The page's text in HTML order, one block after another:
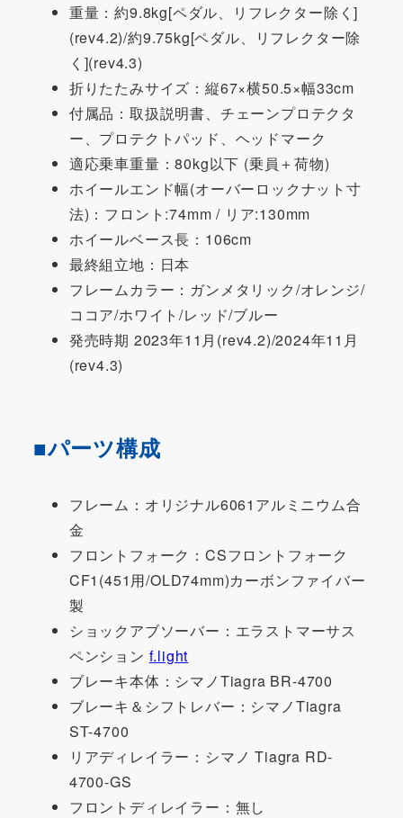
重量：約9.8kg[ペダル、リフレクター除く]
(rev4.2)/約9.75kg[ペダル、リフレクター除
く](rev4.3)
折りたたみサイズ：縦67×横50.5×幅33cm
付属品：取扱説明書、チェーンプロテクタ
ー、プロテクトパッド、ヘッドマーク
適応乗車重量：80kg以下 (乗員＋荷物)
ホイールエンド幅(オーバーロックナット寸
法)：フロント:74mm / リア:130mm
ホイールベース長：106cm
最終組立地：日本
フレームカラー：ガンメタリック/オレンジ/
ココア/ホワイト/レッド/ブルー
発売時期 2023年11月(rev4.2)/2024年11月
(rev4.3)
■パーツ構成
フレーム：オリジナル6061アルミニウム合
金
フロントフォーク：CSフロントフォーク
CF1(451用/OLD74mm)カーボンファイバー
製
ショックアブソーバー：エラストマーサス
ペンション f.light
ブレーキ本体：シマノTiagra BR-4700
ブレーキ＆シフトレバー：シマノTiagra
ST-4700
リアディレイラー：シマノ Tiagra RD-
4700-GS
フロントディレイラー：無し